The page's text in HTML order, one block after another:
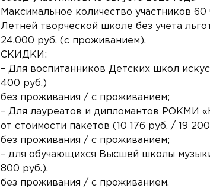
Максимальное количество участников
Летней творческой школе без учета
24.000 руб. (с проживанием).
СКИДКИ:
– Для воспитанников Детских школ
400 руб.)
без проживания / с проживанием;
– Для лауреатов и дипломантов РОКМИ
от стоимости пакетов (10 176 руб. / 19
без проживания / с проживанием;
– для обучающихся Высшей школы
800 руб.).
без проживания / с проживанием.